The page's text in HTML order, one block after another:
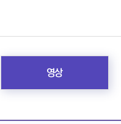
영상